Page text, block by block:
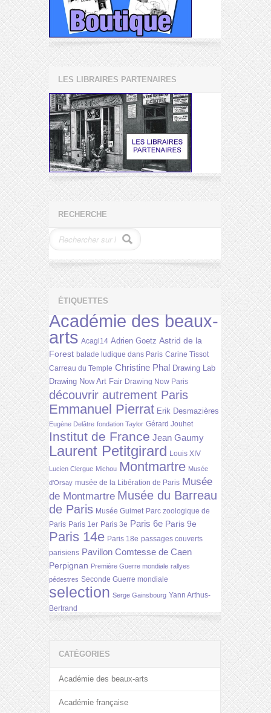
LES LIBRAIRES PARTENAIRES
RECHERCHE
ÉTIQUETTES
Académie des beaux-
arts Acagl14 Adrien Goetz Astrid de la
Forest balade ludique dans Paris Carine Tissot
Carreau du Temple Christine Phal Drawing Lab
Drawing Now Art Fair Drawing Now Paris
découvrir autrement Paris
Emmanuel Pierrat Erik Desmazières
Eugène Delâtre fondation Taylor Gérard Jouhet
Institut de France Jean Gaumy
Laurent Petitgirard Louis XIV
Lucien Clergue Michou Montmartre Musée
d'Orsay musée de la Libération de Paris Musée
de Montmartre Musée du Barreau
de Paris Musée Guimet Parc zoologique de
Paris Paris 1er Paris 3e Paris 6e Paris 9e
Paris 14e Paris 18e passages couverts
parisiens Pavillon Comtesse de Caen
Perpignan Première Guerre mondiale rallyes
pédestres Seconde Guerre mondiale
selection Serge Gainsbourg Yann Arthus-
Bertrand
CATÉGORIES
Académie des beaux-arts
Académie française